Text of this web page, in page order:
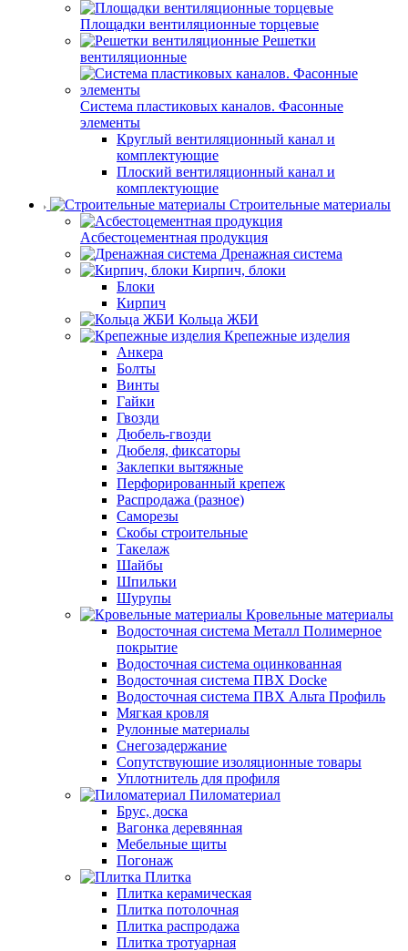
Площадки вентиляционные торцевые
Решетки
вентиляционные
Система пластиковых каналов. Фасонные
элементы
Круглый вентиляционный канал и
комплектующие
Плоский вентиляционный канал и
комплектующие
Строительные материалы
Асбестоцементная продукция
Дренажная система
Кирпич, блоки
Блоки
Кирпич
Кольца ЖБИ
Крепежные изделия
Анкера
Болты
Винты
Гайки
Гвозди
Дюбель-гвозди
Дюбеля, фиксаторы
Заклепки вытяжные
Перфорированный крепеж
Распродажа (разное)
Саморезы
Скобы строительные
Такелаж
Шайбы
Шпильки
Шурупы
Кровельные материалы
Водосточная система Металл Полимерное
покрытие
Водосточная система оцинкованная
Водосточная система ПВХ Docke
Водосточная система ПВХ Альта Профиль
Мягкая кровля
Рулонные материалы
Снегозадержание
Сопутствуюшие изоляционные товары
Уплотнитель для профиля
Пиломатериал
Брус, доска
Вагонка деревянная
Мебельные щиты
Погонаж
Плитка
Плитка керамическая
Плитка потолочная
Плитка распродажа
Плитка тротуарная